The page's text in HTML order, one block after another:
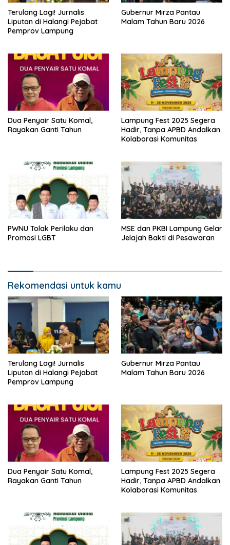
Terulang Lagi! Jurnalis
Liputan di Halangi Pejabat
Pemprov Lampung
Gubernur Mirza Pantau
Malam Tahun Baru 2026
Dua Penyair Satu Komal,
Rayakan Ganti Tahun
Lampung Fest 2025 Segera
Hadir, Tanpa APBD Andalkan
Kolaborasi Komunitas
PWNU Tolak Perilaku dan
Promosi LGBT
MSE dan PKBI Lampung Gelar
Jelajah Bakti di Pesawaran
Rekomendasi untuk kamu
Terulang Lagi! Jurnalis
Liputan di Halangi Pejabat
Pemprov Lampung
Gubernur Mirza Pantau
Malam Tahun Baru 2026
Dua Penyair Satu Komal,
Rayakan Ganti Tahun
Lampung Fest 2025 Segera
Hadir, Tanpa APBD Andalkan
Kolaborasi Komunitas